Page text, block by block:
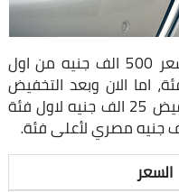
السيارة قبل التخفيض كانت تبدأ بسعر 500 الف جنيه من اول
فئة، اما الان وبعد التخفيض
اصبحت تبدأ من 475 الف جنيه بتخفيض 25 الف جنيه لاول فئة
السعر